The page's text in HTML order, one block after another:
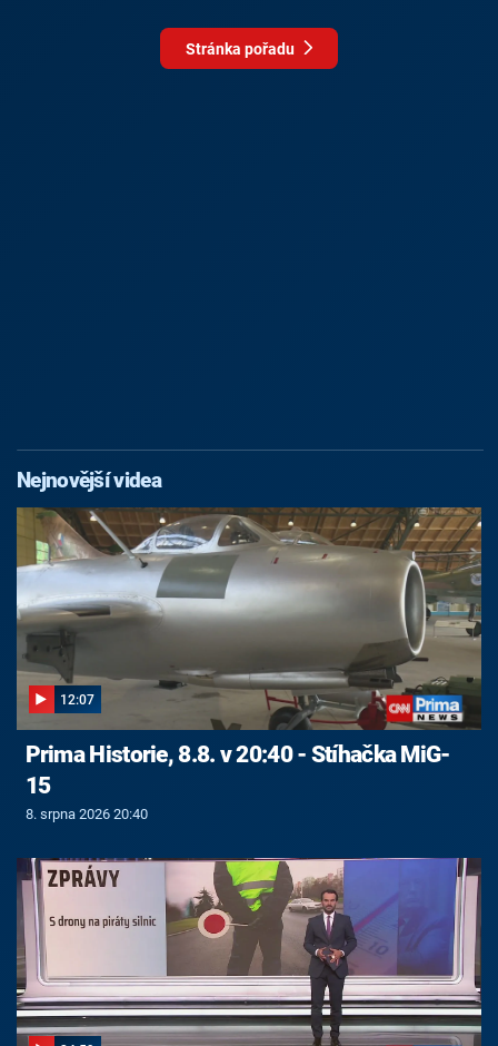
Stránka pořadu
Nejnovější videa
12:07
Prima Historie, 8.8. v 20:40 - Stíhačka MiG-
15
8. srpna 2026 20:40